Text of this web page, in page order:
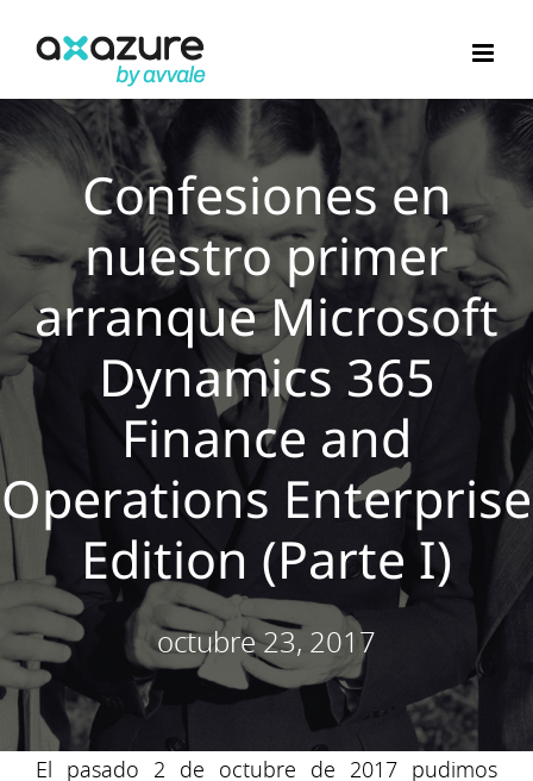
contenido
Confesiones en
nuestro primer
arranque Microsoft
Dynamics 365
Finance and
Operations Enterprise
Edition (Parte I)
octubre 23, 2017
El pasado 2 de octubre de 2017 pudimos